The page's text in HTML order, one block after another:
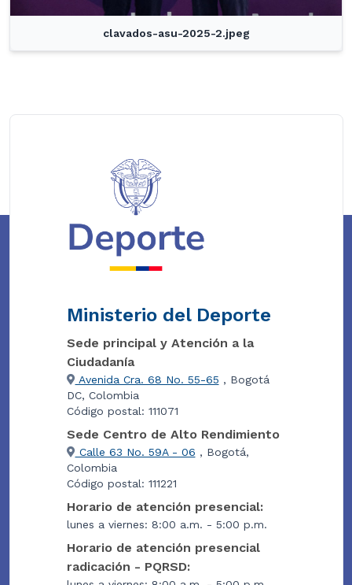
clavados-asu-2025-2.jpeg
Ministerio del Deporte
Sede principal y Atención a la
Ciudadanía
Avenida Cra. 68 No. 55-65 , Bogotá
DC, Colombia
Código postal: 111071
Sede Centro de Alto Rendimiento
Calle 63 No. 59A - 06 , Bogotá,
Colombia
Código postal: 111221
Horario de atención presencial:
lunes a viernes: 8:00 a.m. - 5:00 p.m.
Horario de atención presencial
radicación - PQRSD: